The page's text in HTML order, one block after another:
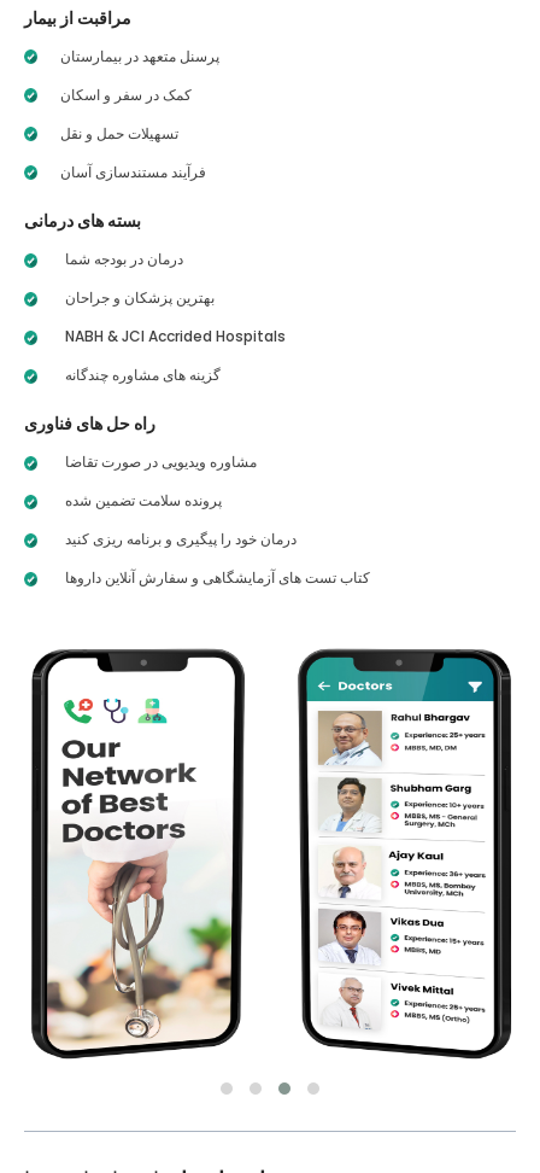
مراقبت از بیمار
پرسنل متعهد در بیمارستان
کمک در سفر و اسکان
تسهیلات حمل و نقل
فرآیند مستندسازی آسان
بسته های درمانی
درمان در بودجه شما
بهترین پزشکان و جراحان
NABH & JCI Accrided Hospitals
گزینه های مشاوره چندگانه
راه حل های فناوری
مشاوره ویدیویی در صورت تقاضا
پرونده سلامت تضمین شده
درمان خود را پیگیری و برنامه ریزی کنید
کتاب تست های آزمایشگاهی و سفارش آنلاین داروها